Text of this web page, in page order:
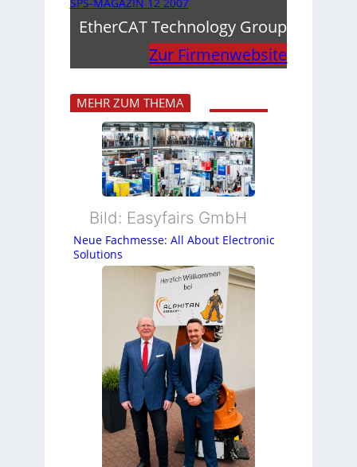
EtherCAT Technology Group
Zur Firmenwebsite
MEHR ZUM THEMA
Bild: Easyfairs GmbH
Neue Fachmesse: All About Electronic
Solutions